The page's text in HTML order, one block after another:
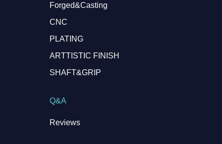
Forged&Casting
CNC
PLATING
ARTTISTIC FINISH
SHAFT&GRIP
Q&A
Reviews